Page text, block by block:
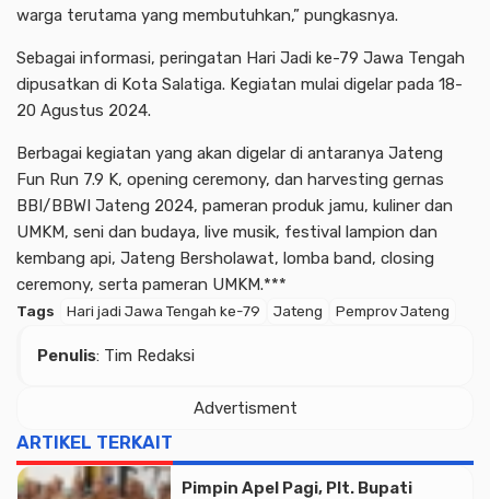
warga terutama yang membutuhkan,” pungkasnya.
Sebagai informasi, peringatan Hari Jadi ke-79 Jawa Tengah
dipusatkan di Kota Salatiga. Kegiatan mulai digelar pada 18-
20 Agustus 2024.
Berbagai kegiatan yang akan digelar di antaranya Jateng
Fun Run 7.9 K, opening ceremony, dan harvesting gernas
BBI/BBWI Jateng 2024, pameran produk jamu, kuliner dan
UMKM, seni dan budaya, live musik, festival lampion dan
kembang api, Jateng Bersholawat, lomba band, closing
ceremony, serta pameran UMKM.***
Tags Hari jadi Jawa Tengah ke-79 Jateng Pemprov Jateng
Penulis: Tim Redaksi
Advertisment
ARTIKEL TERKAIT
Pimpin Apel Pagi, Plt. Bupati